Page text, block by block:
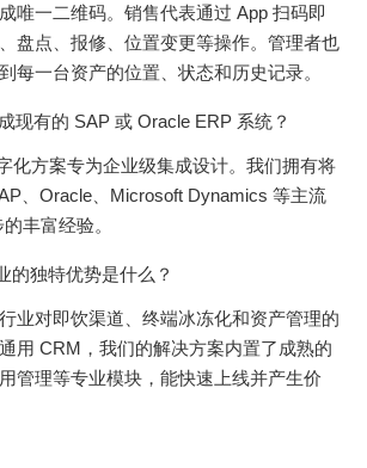
唯一二维码。销售代表通过 App 扫码即
盘点、报修、位置变更等操作。管理者也
每一台资产的位置、状态和历史记录。
现有的 SAP 或 Oracle ERP 系统？
化方案专为企业级集成设计。我们拥有将
、Oracle、Microsoft Dynamics 等主流
丰富经验。
的独特优势是什么？
业对即饮渠道、终端冰冻化和资产管理的
用 CRM，我们的解决方案内置了成熟的
管理等专业模块，能快速上线并产生价